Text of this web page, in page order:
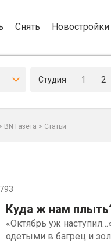
Снять Новостройки
Студия 1 2
BN Газета > Статьи
Куда ж нам
«Октябрь уж
одетыми в багрец и